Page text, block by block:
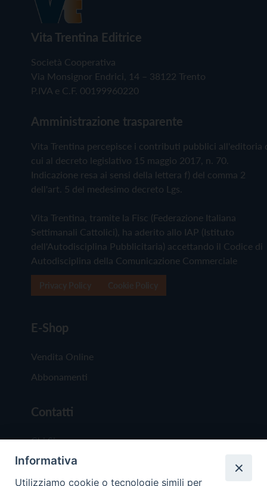
Vita Trentina Editrice
Società Cooperativa
Via Monsignor Endrici, 14 – 38122 Trento
P.IVA e C.F. 00199960220
Amministrazione trasparente
Vita Trentina percepisce i contributi pubblici all'editoria
cui al decreto legislativo 15 maggio 2017, n. 70.
Indicazione resa ai sensi della lettera f) del comma 2
dell'art. 5 del medesimo decreto Lgs.
Vita Trentina, tramite la Fisc (Federazione Italiana
Settimanali Cattolici), ha aderito allo IAP (Istituto
dell'Autodisciplina Pubblicitaria) accettando il Codice di
Autodisciplina della Comunicazione Commerciale
E-Shop
Vendita Online
Abbonamenti
Contatti
Chi Siamo
Redazione
Scrivici
Informativa
Utilizziamo cookie o tecnologie simili per